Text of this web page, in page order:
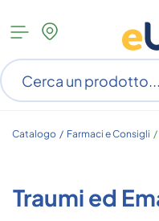
Apri
menu
categorie
Catalogo / Farmaci e Consigli /
Traumi ed